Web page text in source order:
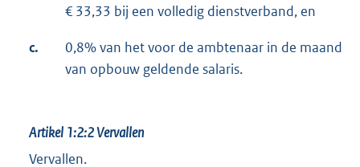
€ 33,33 bij een volledig dienstverband, en
c.
0,8% van het voor de ambtenaar in de maand
van opbouw geldende salaris.
Artikel 1:2:2Vervallen
Vervallen.